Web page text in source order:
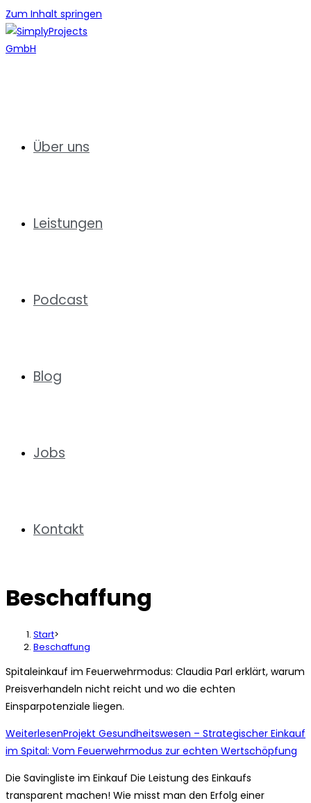
Zum Inhalt springen
Über uns
Leistungen
Podcast
Blog
Jobs
Kontakt
Beschaffung
Start>
Beschaffung
Spitaleinkauf im Feuerwehrmodus: Claudia Parl erklärt, warum
Preisverhandeln nicht reicht und wo die echten
Einsparpotenziale liegen.
WeiterlesenProjekt Gesundheitswesen – Strategischer Einkauf
im Spital: Vom Feuerwehrmodus zur echten Wertschöpfung
Die Savingliste im Einkauf Die Leistung des Einkaufs
transparent machen! Wie misst man den Erfolg einer